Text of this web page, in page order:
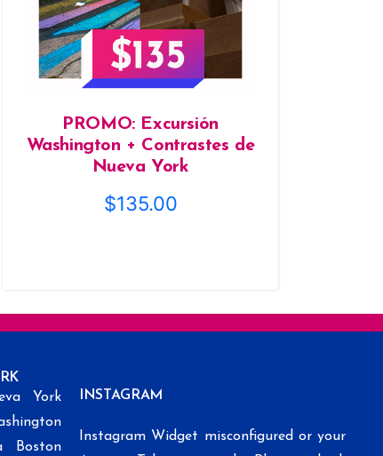
PROMO: Excursión
Washington + Contrastes de
Nueva York
$135.00
York
Boston
INSTAGRAM
Instagram Widget misconfigured or your